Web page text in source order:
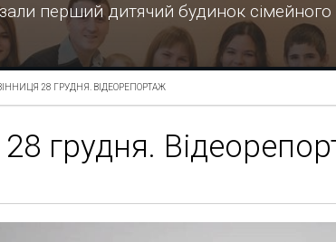
перший дитячий будинок сімейного
28 ГРУДНЯ. ВІДЕОРЕПОРТАЖ
28 грудня.